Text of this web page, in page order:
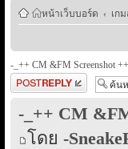
หน้าเว็บบอร์ด ‹ เก
-_++ CM &FM Screenshot
ตอบกระทู้
-_++ CM
โดย -